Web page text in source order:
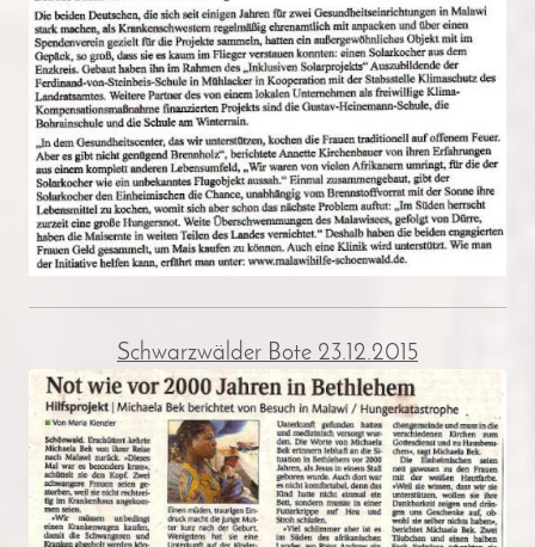
Schwarzwälder Bote 23.12.2015